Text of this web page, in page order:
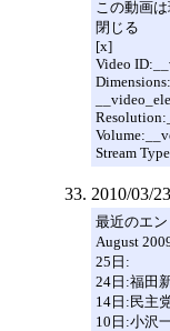
この動画
閉じる
[x]
Video
Stream
2010/03/
最近のエ
August
25日:
24日:福田
14日:民主
10日:小沢